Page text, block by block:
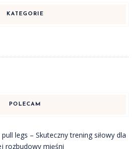
KATEGORIE
POLECAM
legs – Skuteczny trening siłowy dla
rozbudowy mięśni